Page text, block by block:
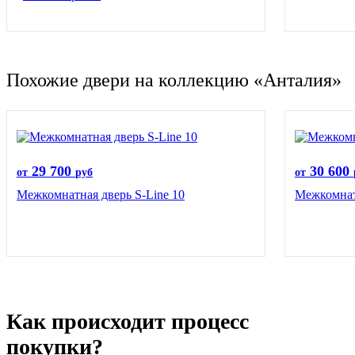
Похожие двери на коллекцию «Анталия»
от 29 700 руб
Межкомнатная дверь S-Line 10
от 30 600
Как происходит процесс
покупки?